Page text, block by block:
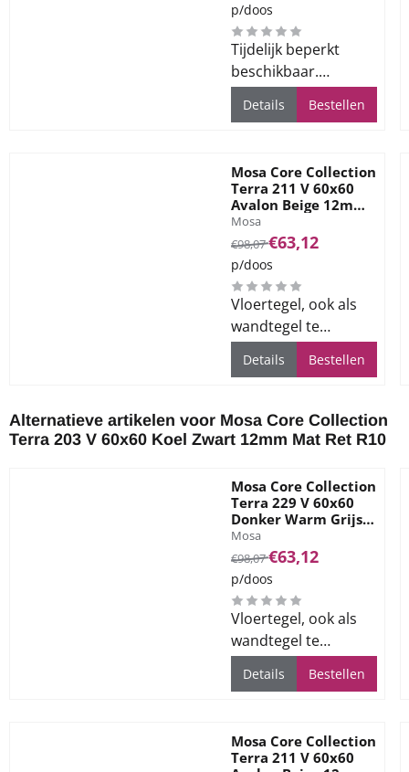
p/doos
Tijdelijk beperkt
beschikbaar.
Informeer naar
levertijd en
Details Bestellen
Mosa Core Collection
Terra 211 V 60x60
Avalon Beige 12mm
Mat Ret R10
Merk:
Mosa
Van 98,07 voor 63,12
€98,07€63,12
p/doos
Vloertegel, ook als
wandtegel te
gebruiken, voor alle
ruimtes
Details Bestellen
Alternatieve artikelen voor Mosa Core Collection
Terra 203 V 60x60 Koel Zwart 12mm Mat Ret R10
Mosa Core Collection
Terra 229 V 60x60
Donker Warm Grijs
12mm Mat Ret R10
Merk:
Mosa
Van 98,07 voor 63,12
€98,07€63,12
p/doos
Vloertegel, ook als
wandtegel te
gebruiken, voor alle
ruimtes
Details Bestellen
Mosa Core Collection
Terra 211 V 60x60